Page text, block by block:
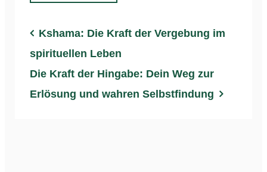
Kshama: Die Kraft der Vergebung im
spirituellen Leben
Die Kraft der Hingabe: Dein Weg zur
Erlösung und wahren Selbstfindung